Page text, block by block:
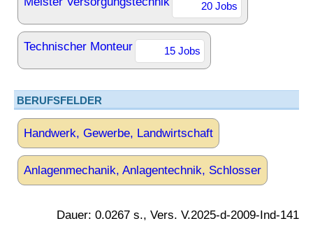
20 Jobs
Technischer Monteur 15 Jobs
BERUFSFELDER
Handwerk, Gewerbe, Landwirtschaft
Anlagenmechanik, Anlagentechnik, Schlosser
Dauer: 0.0267 s., Vers. V.2025-d-2009-Ind-141